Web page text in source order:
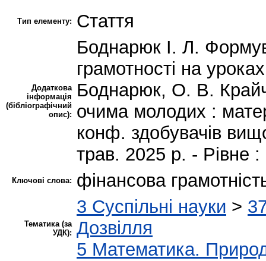
Тип елементу: Стаття
Додаткова
інформація
(бібліографічний
опис):
Боднарюк І. Л.
грамотності на
Боднарюк, О. В.
очима молодих :
конф. здобувачів
трав. 2025 р. - Рівне
Ключові слова: фінансова
Тематика (за
УДК):
3 Суспільні науки >
Дозвілля
5 Математика.